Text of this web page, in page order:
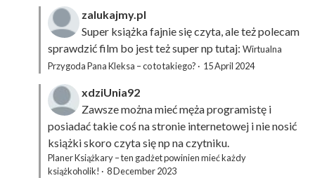
zalukajmy.pl
Super książka fajnie się czyta, ale też polecam
sprawdzić film bo jest też super np tutaj: Wirtualna
Przygoda Pana Kleksa – co to takiego? · 15 April 2024
xdziUnia92
Zawsze można mieć męża programistę i
posiadać takie coś na stronie internetowej i nie nosić
książki skoro czyta się np na czytniku.
Planer Książkary – ten gadżet powinien mieć każdy
książkoholik! · 8 December 2023